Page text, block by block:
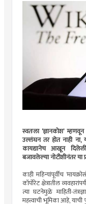
स्वतःला ‘ज्ञानकोश’
उल्लंघन तर होत नाही ना,
कायद्यानेच आखून
बजावलेल्या नोटीशीनंतर या
काही महिन्यांपूर्वीच
कॉर्पोरेट क्षेत्रातील
त्या घटनेमुळे माहिती-
महत्त्वाची भूमिका आहे, याची